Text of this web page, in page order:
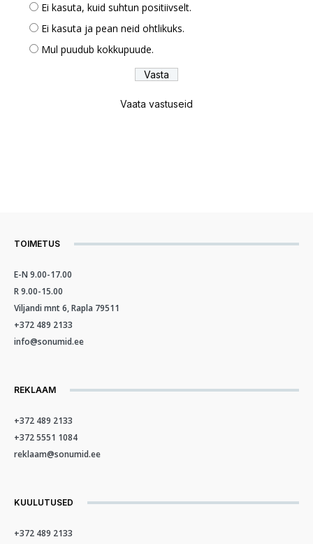
Ei kasuta, kuid suhtun positiivselt.
Ei kasuta ja pean neid ohtlikuks.
Mul puudub kokkupuude.
Vaata vastuseid
TOIMETUS
E-N 9.00-17.00
R 9.00-15.00
Viljandi mnt 6, Rapla 79511
+372 489 2133
info@sonumid.ee
REKLAAM
+372 489 2133
+372 5551 1084
reklaam@sonumid.ee
KUULUTUSED
+372 489 2133